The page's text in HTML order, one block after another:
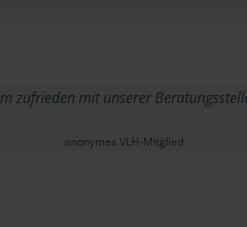
zufrieden mit unserer
anonymes VLH-Mitglied